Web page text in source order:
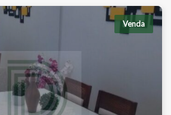
Venda